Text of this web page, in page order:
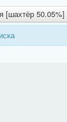
[шахтёр 50.05%]